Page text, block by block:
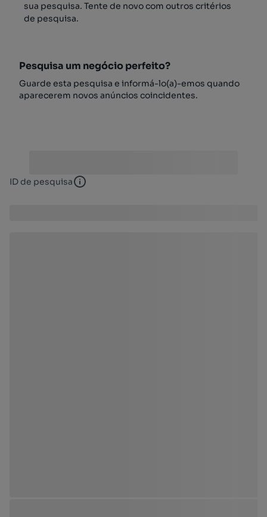
sua pesquisa. Tente de novo com outros critérios
de pesquisa.
Pesquisa um negócio perfeito?
Guarde esta pesquisa e informá-lo(a)-emos quando
aparecerem novos anúncios coincidentes.
ID de pesquisa ID de pesquisa